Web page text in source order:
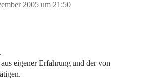
2005 um 21:50
eigener Erfahrung und der von